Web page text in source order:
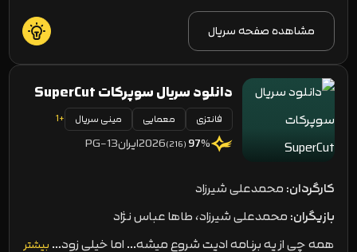
مشاهده صفحه سریال
دانلود سریال سوپرکات SuperCut
فانتزی معمایی مینی سریال +1
97%
(216)
2026ایرانPG-13
کارگردان:محمدعلی شیرزاد
بازیگران:محمدعلی شیرزاد، طاها عباس نژاد
همه چی از یه برنامه ادیت شروع میشه... اما خیلی زود… بیشتر